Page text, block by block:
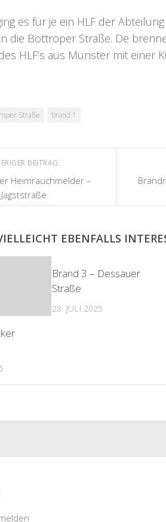
es für je ein HLF der
die Bottroper Straße. De
HLF’s aus Münster mit einer
Straße brand 1
BEITRAG
Heimrauchmelder –
Jagststraße
EBENFALLS
Brand 3 – Dessauer
Straße
28. JULI 2025